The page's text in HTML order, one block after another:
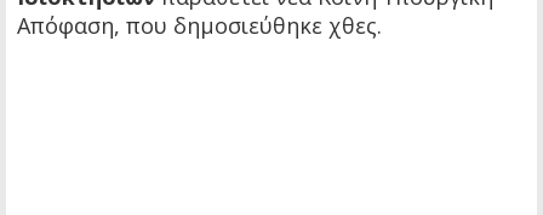
Απόφαση, που δημοσιεύθηκε χθες.